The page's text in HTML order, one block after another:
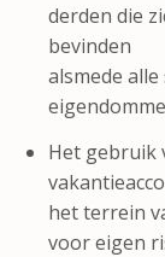
derden die
bevinden
alsmede
Het gebruik
het terrein
voor eigen